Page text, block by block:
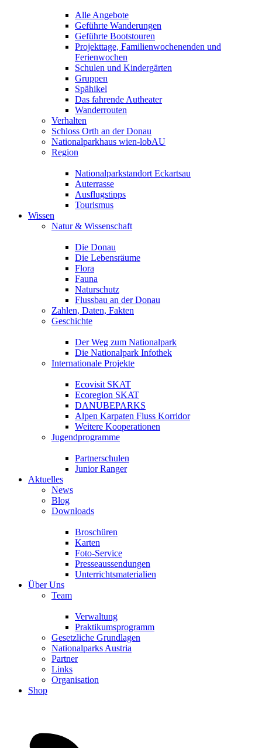
Alle Angebote
Geführte Wanderungen
Geführte Bootstouren
Projekttage, Familienwochenenden und
Ferienwochen
Schulen und Kindergärten
Gruppen
Spähikel
Das fahrende Autheater
Wanderrouten
Verhalten
Schloss Orth an der Donau
Nationalparkhaus wien-lobAU
Region
Nationalparkstandort Eckartsau
Auterrasse
Ausflugstipps
Tourismus
Wissen
Natur & Wissenschaft
Die Donau
Die Lebensräume
Flora
Fauna
Naturschutz
Flussbau an der Donau
Zahlen, Daten, Fakten
Geschichte
Der Weg zum Nationalpark
Die Nationalpark Infothek
Internationale Projekte
Ecovisit SKAT
Ecoregion SKAT
DANUBEPARKS
Alpen Karpaten Fluss Korridor
Weitere Kooperationen
Jugendprogramme
Partnerschulen
Junior Ranger
Aktuelles
News
Blog
Downloads
Broschüren
Karten
Foto-Service
Presseaussendungen
Unterrichtsmaterialien
Über Uns
Team
Verwaltung
Praktikumsprogramm
Gesetzliche Grundlagen
Nationalparks Austria
Partner
Links
Organisation
Shop